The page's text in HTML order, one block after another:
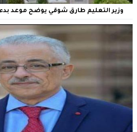
وزير التعليم طارق شوقي يوضح موعد بدء